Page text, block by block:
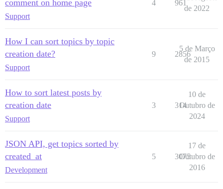
comment on home page
Support
4 961
de 2022
How I can sort topics by topic
creation date?
Support
9 2856
5 de Março
de 2015
How to sort latest posts by
creation date
Support
3 314
10 de
Outubro de
2024
JSON API, get topics sorted by
created_at
Development
5 3075
17 de
Outubro de
2016